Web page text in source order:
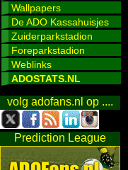
Wallpapers
De ADO Kassahuisjes
Zuiderparkstadion
Foreparkstadion
Weblinks
ADOSTATS.NL
volg adofans.nl op ....
Prediction League